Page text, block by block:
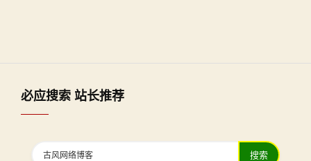
必应搜索 站长推荐
搜索